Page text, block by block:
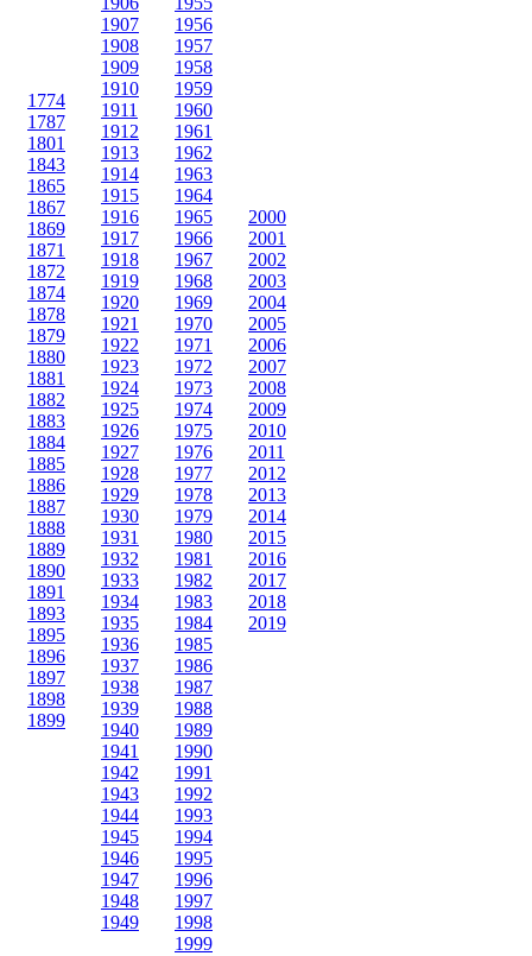
1774
1787
1801
1843
1865
1867
1869
1871
1872
1874
1878
1879
1880
1881
1882
1883
1884
1885
1886
1887
1888
1889
1890
1891
1893
1895
1896
1897
1898
1899
1907
1908
1909
1910
1911
1912
1913
1914
1915
1916
1917
1918
1919
1920
1921
1922
1923
1924
1925
1926
1927
1928
1929
1930
1931
1932
1933
1934
1935
1936
1937
1938
1939
1940
1941
1942
1943
1944
1945
1946
1947
1948
1949
1956
1957
1958
1959
1960
1961
1962
1963
1964
1965
1966
1967
1968
1969
1970
1971
1972
1973
1974
1975
1976
1977
1978
1979
1980
1981
1982
1983
1984
1985
1986
1987
1988
1989
1990
1991
1992
1993
1994
1995
1996
1997
1998
1999
2000
2001
2002
2003
2004
2005
2006
2007
2008
2009
2010
2011
2012
2013
2014
2015
2016
2017
2018
2019